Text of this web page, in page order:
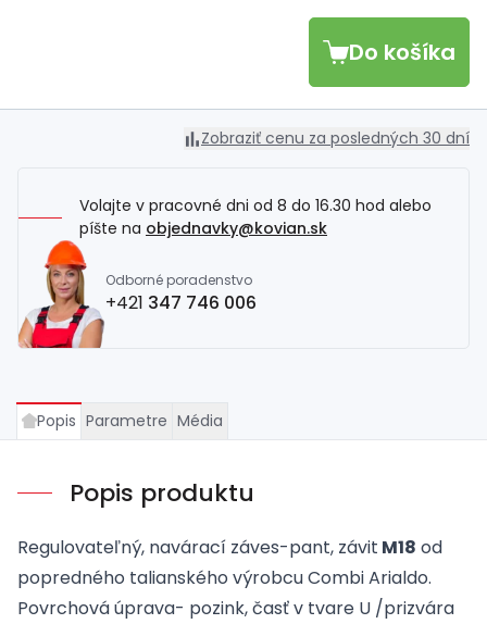
Do košíka
Zobraziť cenu za posledných 30 dní
Volajte v pracovné dni od 8 do 16.30 hod alebo
píšte na objednavky@kovian.sk
Odborné poradenstvo
+421 347 746 006
Popis Parametre Média
Popis produktu
Regulovateľný, navárací záves-pant, závit M18 od
popredného talianského výrobcu Combi Arialdo.
Povrchová úprava- pozink, časť v tvare U /prizvára